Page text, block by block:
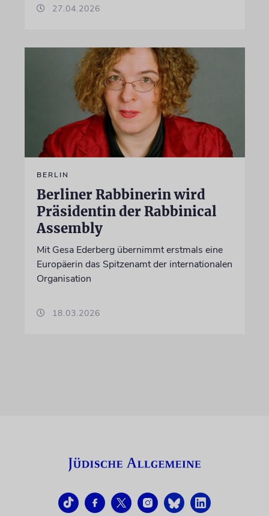
27.04.2026
BERLIN
Berliner Rabbinerin wird
Präsidentin der Rabbinical
Assembly
Mit Gesa Ederberg übernimmt erstmals eine
Europäerin das Spitzenamt der internationalen
Organisation
18.03.2026